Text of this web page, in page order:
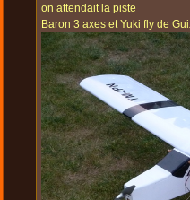
on attendait la piste
Baron 3 axes et Yuki fly de